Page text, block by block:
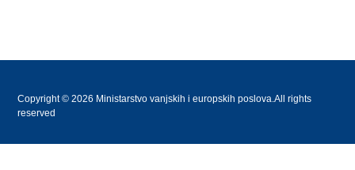
Copyright © 2026 Ministarstvo vanjskih i europskih poslova.All rights
reserved